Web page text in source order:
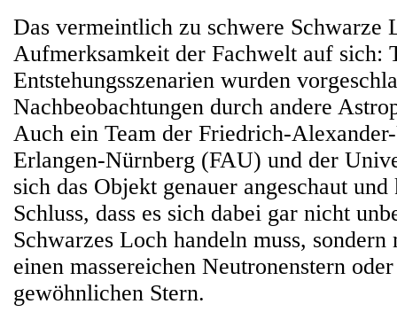
Das vermeintlich zu schwere Schwarze
Aufmerksamkeit der Fachwelt auf sich:
Entstehungsszenarien wurden
Nachbeobachtungen durch andere
Auch ein Team der Friedrich-
Erlangen-Nürnberg (FAU) und der
sich das Objekt genauer angeschaut
Schluss, dass es sich dabei gar nicht
Schwarzes Loch handeln muss,
einen massereichen Neutronenstern
gewöhnlichen Stern.